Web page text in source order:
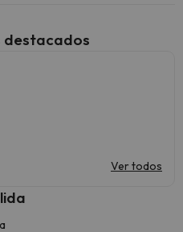
destacados
Ver todos